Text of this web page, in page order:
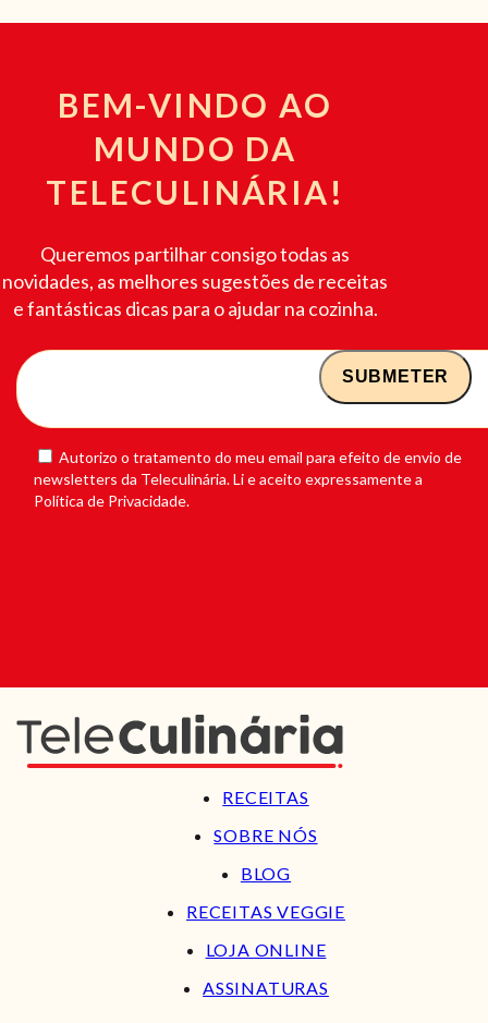
BEM-VINDO AO
MUNDO DA
TELECULINÁRIA!
Queremos partilhar consigo todas as
novidades, as melhores sugestões de receitas
e fantásticas dicas para o ajudar na cozinha.
Autorizo o tratamento do meu email para efeito de envio de
newsletters da Teleculinária. Li e aceito expressamente a
Política de Privacidade.
RECEITAS
SOBRE NÓS
BLOG
RECEITAS VEGGIE
LOJA ONLINE
ASSINATURAS